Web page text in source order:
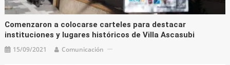
Comenzaron a colocarse carteles para destacar
instituciones y lugares históricos de Villa Ascasubi
15/09/2021 Comunicación